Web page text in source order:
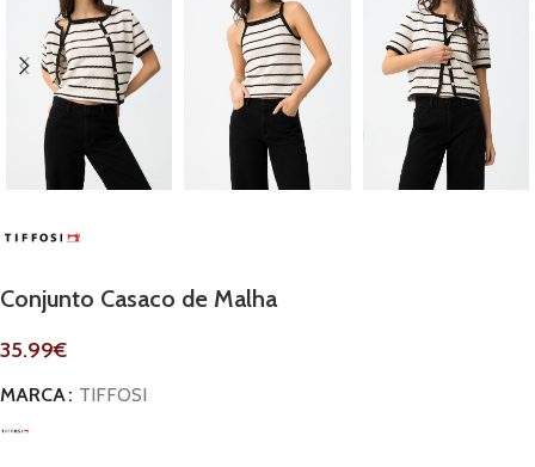
Conjunto Casaco de Malha
35.99€
MARCA TIFFOSI